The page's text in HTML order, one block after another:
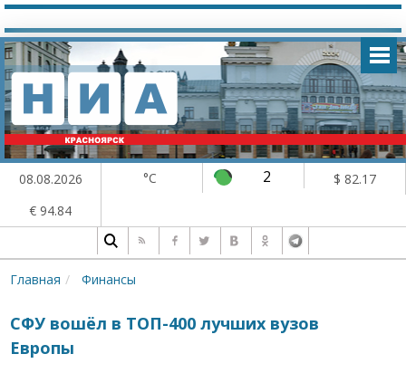
08.08.2026 °C 2
$ 82.17
€ 94.84
Главная Финансы
СФУ вошёл в ТОП-400 лучших вузов
Европы